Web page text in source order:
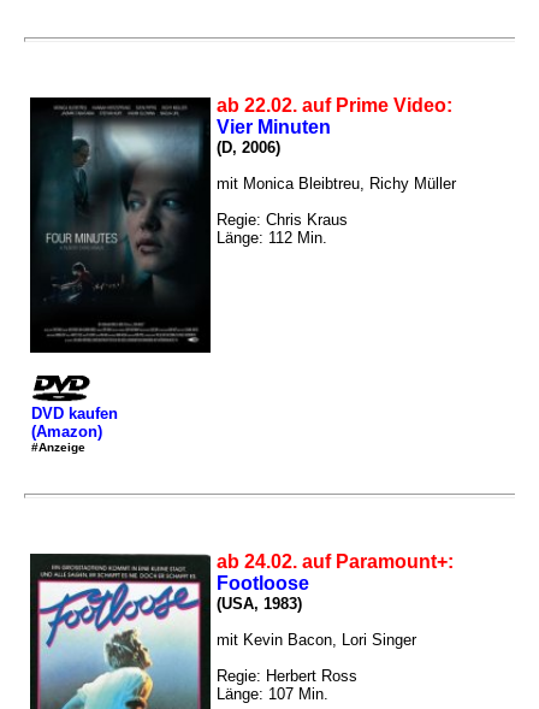
ab 22.02. auf Prime Video:
Vier Minuten
(D, 2006)
mit Monica Bleibtreu, Richy Müller
Regie: Chris Kraus
Länge: 112 Min.
DVD kaufen
(Amazon)
#Anzeige
ab 24.02. auf Paramount+:
Footloose
(USA, 1983)
mit Kevin Bacon, Lori Singer
Regie: Herbert Ross
Länge: 107 Min.